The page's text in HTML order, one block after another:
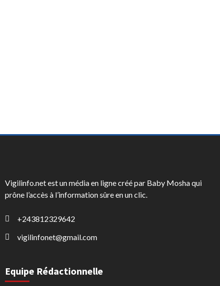
Vigilinfo.net est un média en ligne créé par Baby Mosha qui
prône l’accès à l’information sûre en un clic.
+243812329642
vigilinfonet@gmail.com
Equipe Rédactionnelle